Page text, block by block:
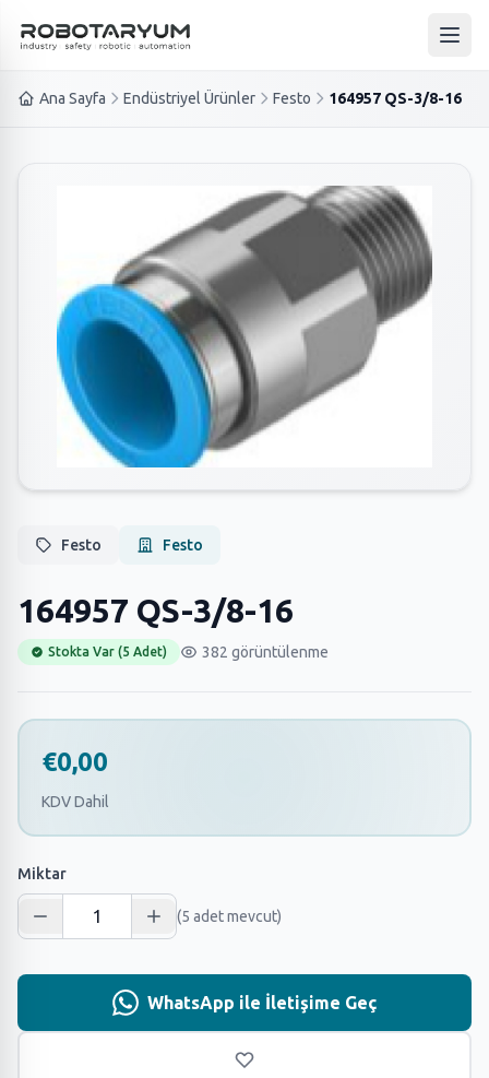
Ana içeriğe geç
Ana
Ana Sayfa Endüstriyel Ürünler Festo 164957 QS-3/8-16
Festo Festo
164957 QS-3/8-16
Stokta Var (5 Adet) 382 görüntülenme
€0,00
KDV Dahil
Miktar
(5 adet mevcut)
WhatsApp ile İletişime Geç